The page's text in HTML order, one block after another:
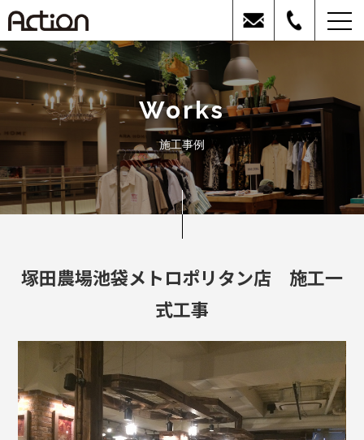
Works
施工事例
塚田農場池袋メトロポリタン店 施工一
式工事